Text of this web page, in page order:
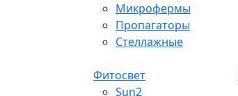
Микрофермы
Пропагаторы
Стеллажные
Фитосвет
Sun2